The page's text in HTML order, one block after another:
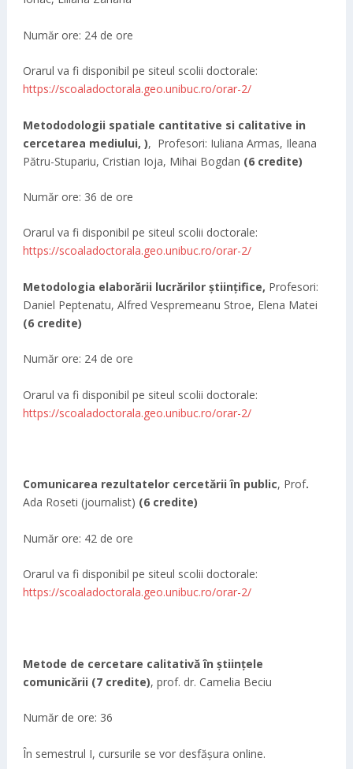
Număr ore: 24 de ore
Orarul va fi disponibil pe siteul scolii doctorale:
https://scoaladoctorala.geo.unibuc.ro/orar-2/
Metododologii spatiale cantitative si calitative in
cercetarea mediului, ), Profesori: Iuliana Armas, Ileana
Pătru-Stupariu, Cristian Ioja, Mihai Bogdan (6 credite)
Număr ore: 36 de ore
Orarul va fi disponibil pe siteul scolii doctorale:
https://scoaladoctorala.geo.unibuc.ro/orar-2/
Metodologia elaborării lucrărilor științifice, Profesori:
Daniel Peptenatu, Alfred Vespremeanu Stroe, Elena Matei
(6 credite)
Număr ore: 24 de ore
Orarul va fi disponibil pe siteul scolii doctorale:
https://scoaladoctorala.geo.unibuc.ro/orar-2/
Comunicarea rezultatelor cercetării în public, Prof.
Ada Roseti (journalist) (6 credite)
Număr ore: 42 de ore
Orarul va fi disponibil pe siteul scolii doctorale:
https://scoaladoctorala.geo.unibuc.ro/orar-2/
Metode de cercetare calitativă în științele
comunicării (7 credite), prof. dr. Camelia Beciu
Număr de ore: 36
În semestrul I, cursurile se vor desfășura online.